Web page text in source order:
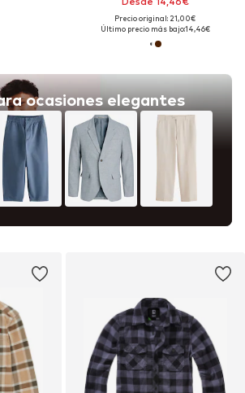
ocasiones elegantes
Precio original: 21,00€
Último precio más bajo:14,46€